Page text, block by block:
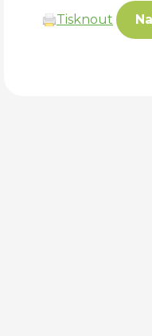
Tisknout